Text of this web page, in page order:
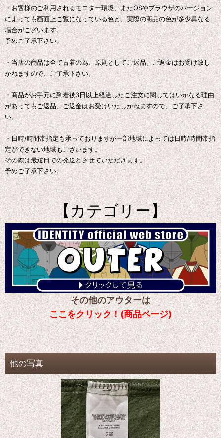
・お客様のご利用されるモニター環境、またOSやブラウザのバージョン
によっても画面上ご覧になっている色と、実際の商品の色が多少異なる
場合がございます。
予めご了承下さい。
・当店の商品は全て古着の為、原則としてご返品、ご返金はお受け致し
かねますので、ご了承下さい。
・商品がお手元に到着後3日以上経過したご注文に関してはいかなる理由
があってもご返品、ご返金はお受けいたしかねますので、ご了承下さ
い。
・日時/時間帯指定も承っておりますが一部地域によっては日時/時間帯指
定ができない地域もございます。
その際は最短日での発送とさせていただきます。
予めご了承下さい。
【カテゴリー】
その他のアウターは
ここをクリック！(商品ページ)
他の写真